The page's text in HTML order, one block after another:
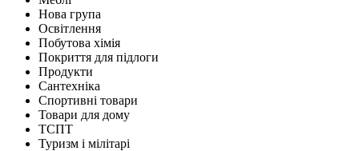
Нова група
Освітлення
Побутова хімія
Покриття для підлоги
Продукти
Сантехніка
Спортивні товари
Товари для дому
ТСПТ
Туризм і мілітарі